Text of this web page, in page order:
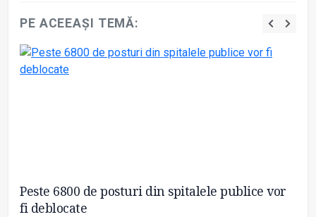
PE ACEEAȘI TEMĂ:
Peste 6800 de posturi din spitalele publice vor
fi deblocate